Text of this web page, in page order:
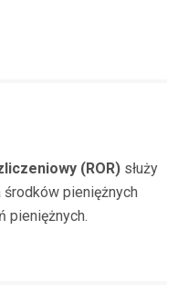
(ROR) służy
pieniężnych
pieniężnych.